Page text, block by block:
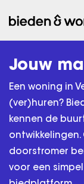
Jouw
Een woning in
(ver)huren?
kennen de
doorstromer
voor een